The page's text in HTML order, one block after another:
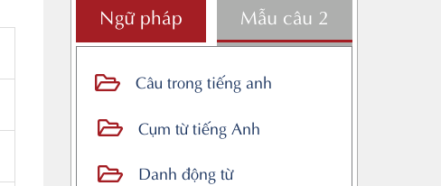
Ngữ pháp Mẫu câu 2
Câu trong tiếng anh
Cụm từ tiếng Anh
Danh động từ